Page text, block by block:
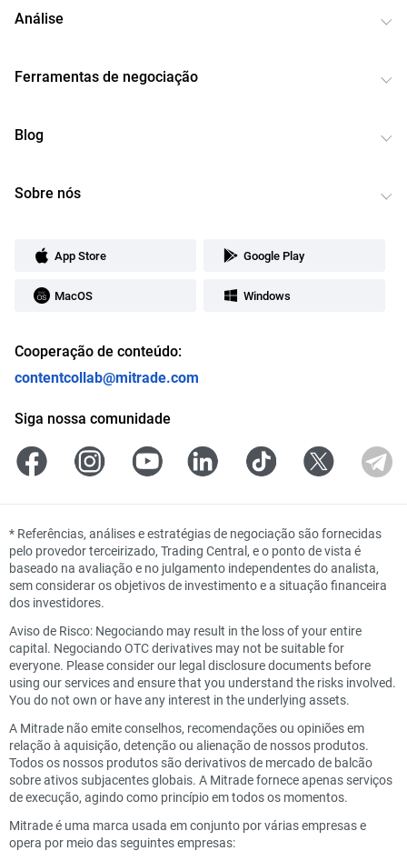
Análise
Ferramentas de negociação
Blog
Sobre nós
App Store Google Play
MacOS Windows
Cooperação de conteúdo:
contentcollab@mitrade.com
Siga nossa comunidade
* Referências, análises e estratégias de negociação são fornecidas
pelo provedor terceirizado, Trading Central, e o ponto de vista é
baseado na avaliação e no julgamento independentes do analista,
sem considerar os objetivos de investimento e a situação financeira
dos investidores.
Aviso de Risco: Negociando may result in the loss of your entire
capital. Negociando OTC derivatives may not be suitable for
everyone. Please consider our legal disclosure documents before
using our services and ensure that you understand the risks involved.
You do not own or have any interest in the underlying assets.
A Mitrade não emite conselhos, recomendações ou opiniões em
relação à aquisição, detenção ou alienação de nossos produtos.
Todos os nossos produtos são derivativos de mercado de balcão
sobre ativos subjacentes globais. A Mitrade fornece apenas serviços
de execução, agindo como princípio em todos os momentos.
Mitrade é uma marca usada em conjunto por várias empresas e
opera por meio das seguintes empresas: